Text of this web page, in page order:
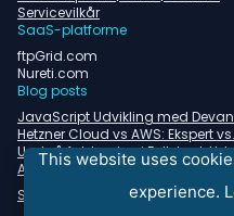
This website uses
experience.
Servicevilkår
SaaS-platforme
ftpGrid.com
Nureti.com
Blog posts
JavaScript Udvikling med
Hetzner Cloud vs AWS: Ekspert
Undgå faldgruber i Fullstack
Almindelige problemer med
Se alle blogindlæg